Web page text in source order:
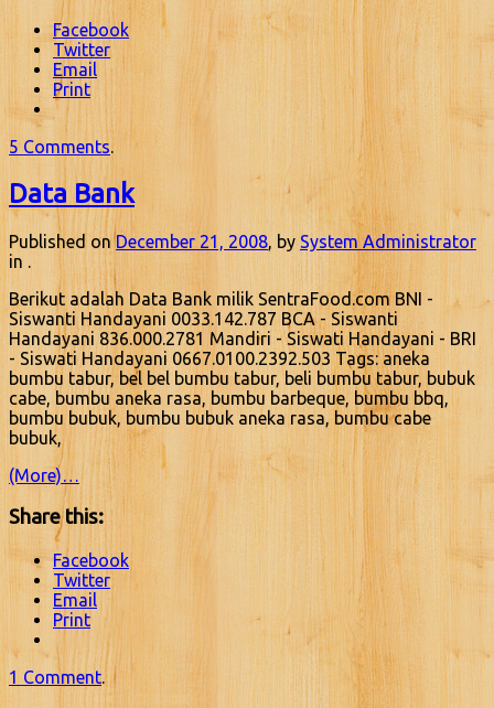
Facebook
Twitter
Email
Print
5 Comments.
Data Bank
Published onDecember 21, 2008, by System Administrator
in .
Berikut adalah Data Bank milik SentraFood.com BNI -
Siswanti Handayani 0033.142.787 BCA - Siswanti
Handayani 836.000.2781 Mandiri - Siswati Handayani - BRI
- Siswati Handayani 0667.0100.2392.503 Tags: aneka
bumbu tabur, bel bel bumbu tabur, beli bumbu tabur, bubuk
cabe, bumbu aneka rasa, bumbu barbeque, bumbu bbq,
bumbu bubuk, bumbu bubuk aneka rasa, bumbu cabe
bubuk,
(More)…
Share this:
Facebook
Twitter
Email
Print
1 Comment.